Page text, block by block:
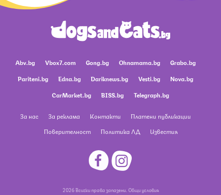
Abv.bg Vbox7.com Gong.bg Ohnamama.bg
Grabo.bg
Pariteni.bg
Edna.bg Dariknews.bg Vesti.bg
Nova.bg
CarMarket.bg
BISS.bg Telegraph.bg
За нас За реклама Контакти
Платени публикации
Поверителност
Политика ЛД Известия
2026 Всички права запазени. Общи условия